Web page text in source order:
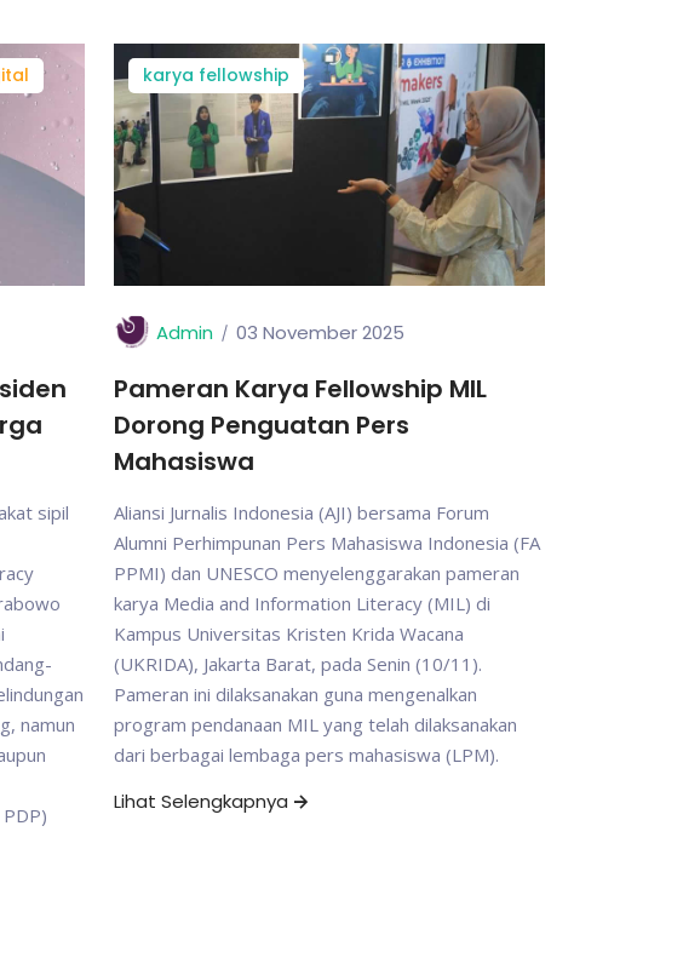
sipil
namun
karya fellowship
Admin 03 November 2025
Pameran Karya Fellowship MIL
Dorong Penguatan Pers
Mahasiswa
Aliansi Jurnalis Indonesia (AJI) bersama Forum
Alumni Perhimpunan Pers Mahasiswa Indonesia (FA
PPMI) dan UNESCO menyelenggarakan pameran
karya Media and Information Literacy (MIL) di
Kampus Universitas Kristen Krida Wacana
(UKRIDA), Jakarta Barat, pada Senin (10/11).
Pameran ini dilaksanakan guna mengenalkan
program pendanaan MIL yang telah dilaksanakan
dari berbagai lembaga pers mahasiswa (LPM).
Lihat Selengkapnya